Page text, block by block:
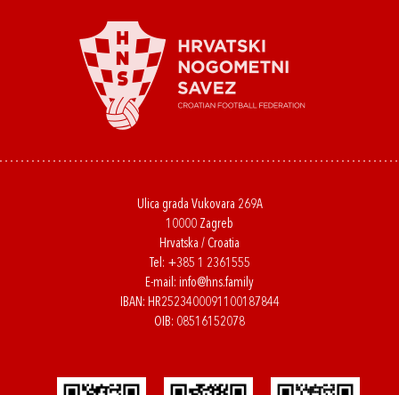
Ulica grada Vukovara 269A
10000 Zagreb
Hrvatska / Croatia
Tel: +385 1 2361555
E-mail: info@hns.family
IBAN: HR2523400091100187844
OIB: 08516152078